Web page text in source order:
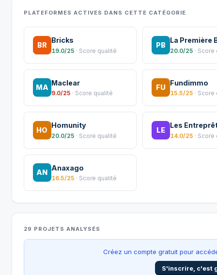
PLATEFORMES ACTIVES DANS CETTE CATÉGORIE
BR
Bricks
19.0/25 · Score qualité
PB
La Première
20.0/25 ·
MA
Maclear
9.0/25 · Score qualité
FU
Fundimmo
15.5/25 ·
HO
Homunity
20.0/25 · Score qualité
LE
Les
14.0/25 ·
AN
Anaxago
16.5/25 · Score qualité
29 PROJETS ANALYSÉS
Créez un compte gratuit pour
S'inscrire, c'est